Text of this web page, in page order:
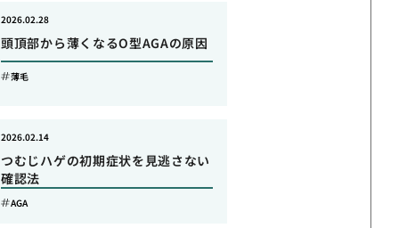
頭頂部から薄くなるO型AGAの原因
2026.02.28
薄毛
つむじハゲの初期症状を見逃さない
確認法
2026.02.14
AGA